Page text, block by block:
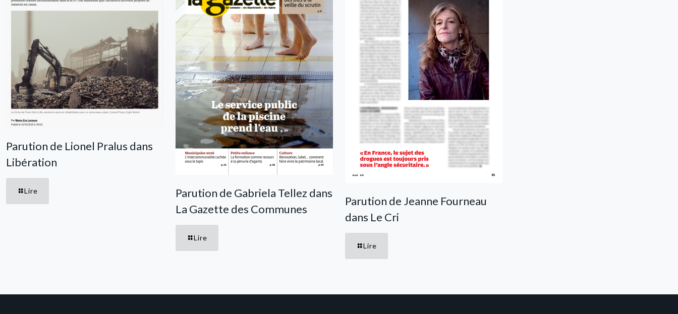
Parution de Lionel Pralus dans
Libération
Lire
Parution de Gabriela Tellez dans
La Gazette des Communes
Lire
Parution de Jeanne Fourneau
dans Le Cri
Lire